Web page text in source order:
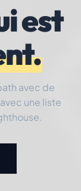
est
avec de
une liste